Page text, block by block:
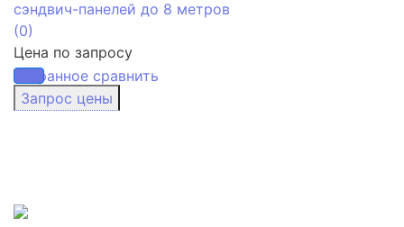
избранное сравнить
сэндвич-панелей до 8 метров
(0)
Цена по запросу